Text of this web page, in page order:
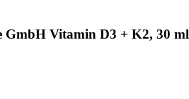
GmbH Vitamin D3 + K2, 30 ml